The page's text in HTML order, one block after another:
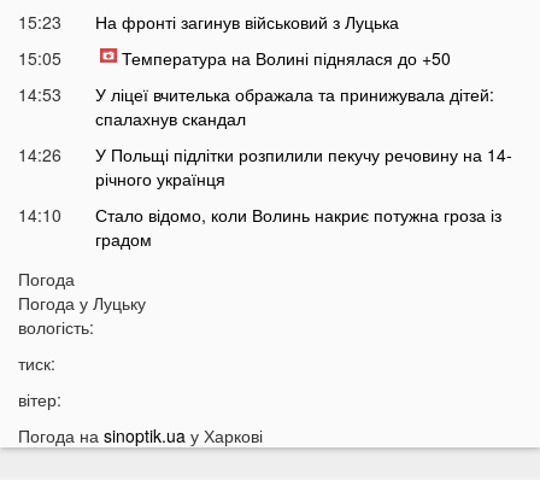
15:23
На фронті загинув військовий з Луцька
15:05
Температура на Волині піднялася до +50
14:53
У ліцеї вчителька ображала та принижувала дітей:
спалахнув скандал
14:26
У Польщі підлітки розпилили пекучу речовину на 14-
річного українця
14:10
Стало відомо, коли Волинь накриє потужна гроза із
градом
13:38
сьогодні на вулицю: що сталося
13:17
13:03
кадри
Погода
Погода у Луцьку
вологість:
тиск:
вітер:
Погода на sinoptik.ua у Харкові